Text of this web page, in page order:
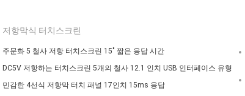
저항막식 터치스크린
주문화 5 철사 저항 터치스크린 15" 짧은 응답 시간
DC5V 저항하는 터치스크린 5개의 철사 12.1 인치 USB 인터페이스 유형
민감한 4선식 저항막 터치 패널 17인치 15ms 응답